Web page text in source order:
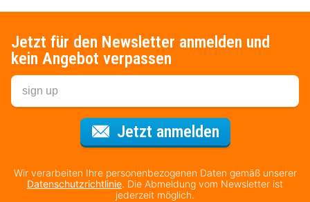
Jetzt für den Newsletter anmelden und
kein Angebot verpassen
Jetzt anmeldenFür den
Wir verarbeiten Ihre personenbezogenen Daten gemäß unserer
Datenschutzrichtlinie. Die Abmeldung vom Newsletter ist
jederzeit möglich.